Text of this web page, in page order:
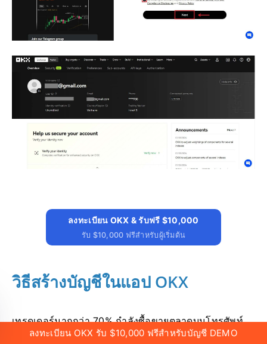
ลงทะเบียน OKX & รับฟรี $10,000
รับ $10,000 ฟรีสำหรับผู้เริ่มต้น
วิธีสร้างบัญชีในแอป OKX
เทรดเดอร์มากกว่า 70% กำลังซื้อขายตลาดบนโทรศัพท์
ของพวกเขา เข้าร่วมกับพวกเขาเพื่อตอบสนองต่อทุกความ
ลงทะเบียน OKX รับ $10,000 ฟรีสำหรับบัญชี DEMO